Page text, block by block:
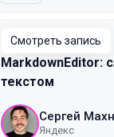
Смотреть запись
MarkdownEditor:
текстом
Сергей
Яндекс